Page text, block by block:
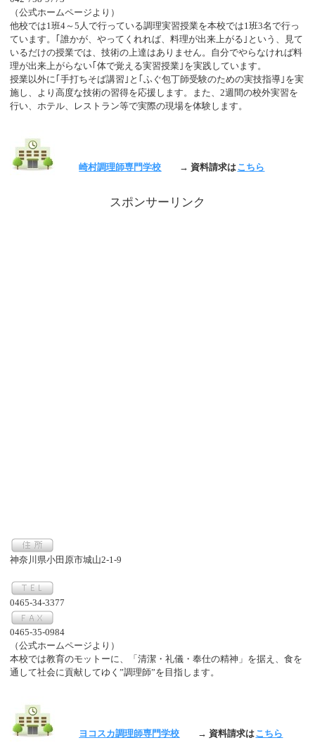
（公式ホームページより）
他校では1班4～5人で行っている調理実習授業を本校では1班3名で行っ
ています。｢誰かが、やってくれれば、料理が出来上がる｣という、見て
いるだけの授業では、技術の上達はありません。自分でやらなければ料
理が出来上がらない｢体で覚える実習授業｣を実践しています。
授業以外に｢手打ちそば講習｣と｢ふぐ包丁師受験のための実技指導｣を実
施し、より高度な技術の習得を応援します。また、2週間の校外実習を
行い、ホテル、レストラン等で実際の現場を体験します。
崎村調理師専門学校 → 資料請求はこちら
スポンサーリンク
神奈川県小田原市城山2-1-9
0465-34-3377
0465-35-0984
（公式ホームページより）
本校では教育のモットーに、「清潔・礼儀・奉仕の精神」を据え、食を
通して社会に貢献してゆく”調理師”を目指します。
ヨコスカ調理師専門学校 → 資料請求はこちら